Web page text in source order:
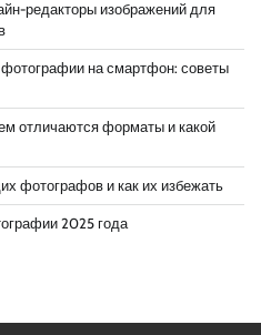
редакторы изображений для
на смартфон: советы
отличаются форматы и какой
фотографов и как их избежать
2025 года